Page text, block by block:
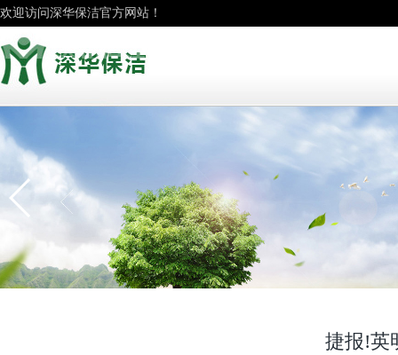
欢迎访问深华保洁官方网站！
捷报!英